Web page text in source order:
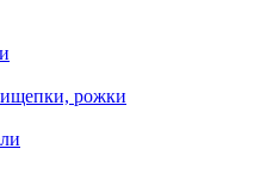
рожки